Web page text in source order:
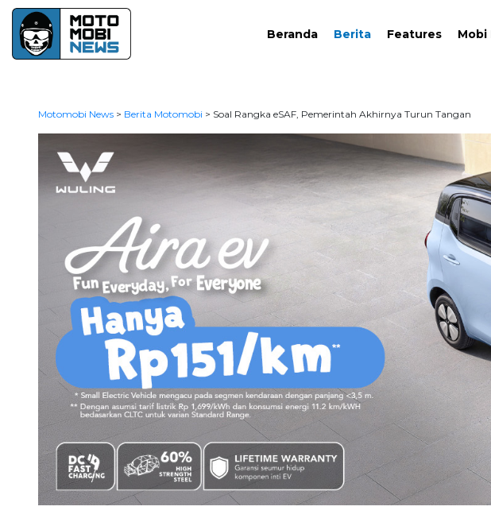
Beranda Berita Features Mobi
Motomobi News> Berita Motomobi > Soal Rangka eSAF, Pemerintah Akhirnya Turun Tangan